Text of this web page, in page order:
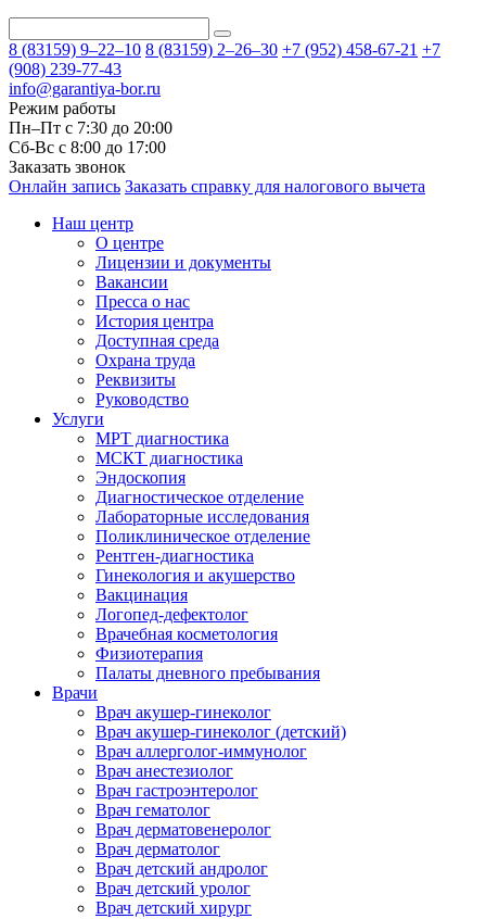
8 (83159) 9–22–10 8 (83159) 2–26–30 +7 (952) 458-67-21 +7
(908) 239-77-43
info@garantiya-bor.ru
Режим работы
Пн–Пт с 7:30 до 20:00
Cб-Вс с 8:00 до 17:00
Заказать звонок
Онлайн запись Заказать справку для налогового вычета
Наш центр
О центре
Лицензии и документы
Вакансии
Пресса о нас
История центра
Доступная среда
Охрана труда
Реквизиты
Руководство
Услуги
МРТ диагностика
МСКТ диагностика
Эндоскопия
Диагностическое отделение
Лабораторные исследования
Поликлиническое отделение
Рентген-диагностика
Гинекология и акушерство
Вакцинация
Логопед-дефектолог
Врачебная косметология
Физиотерапия
Палаты дневного пребывания
Врачи
Врач акушер-гинеколог
Врач акушер-гинеколог (детский)
Врач аллерголог-иммунолог
Врач анестезиолог
Врач гастроэнтеролог
Врач гематолог
Врач дерматовенеролог
Врач дерматолог
Врач детский андролог
Врач детский уролог
Врач детский хирург